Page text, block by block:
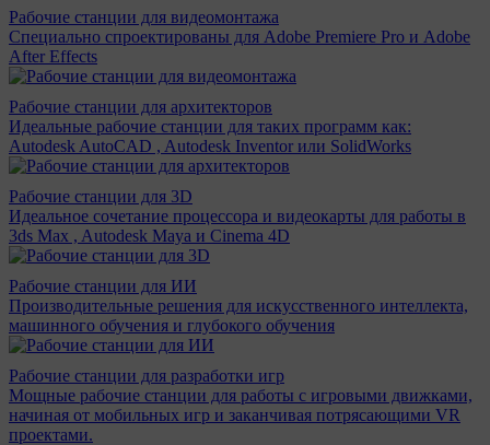
Рабочие станции для видеомонтажа
Специально спроектированы для Adobe Premiere Pro и Adobe
After Effects
Рабочие станции для архитекторов
Идеальные рабочие станции для таких программ как:
Autodesk AutoCAD , Autodesk Inventor или SolidWorks
Рабочие станции для 3D
Идеальное сочетание процессора и видеокарты для работы в
3ds Max , Autodesk Maya и Cinema 4D
Рабочие станции для ИИ
Производительные решения для искусственного интеллекта,
машинного обучения и глубокого обучения
Рабочие станции для разработки игр
Мощные рабочие станции для работы с игровыми движками,
начиная от мобильных игр и заканчивая потрясающими VR
проектами.